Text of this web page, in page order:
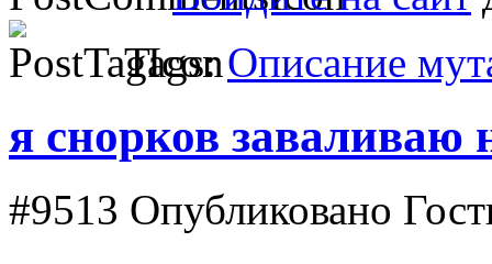
Tags:Описание
я снорков заваливаю
#9513 Опубликовано